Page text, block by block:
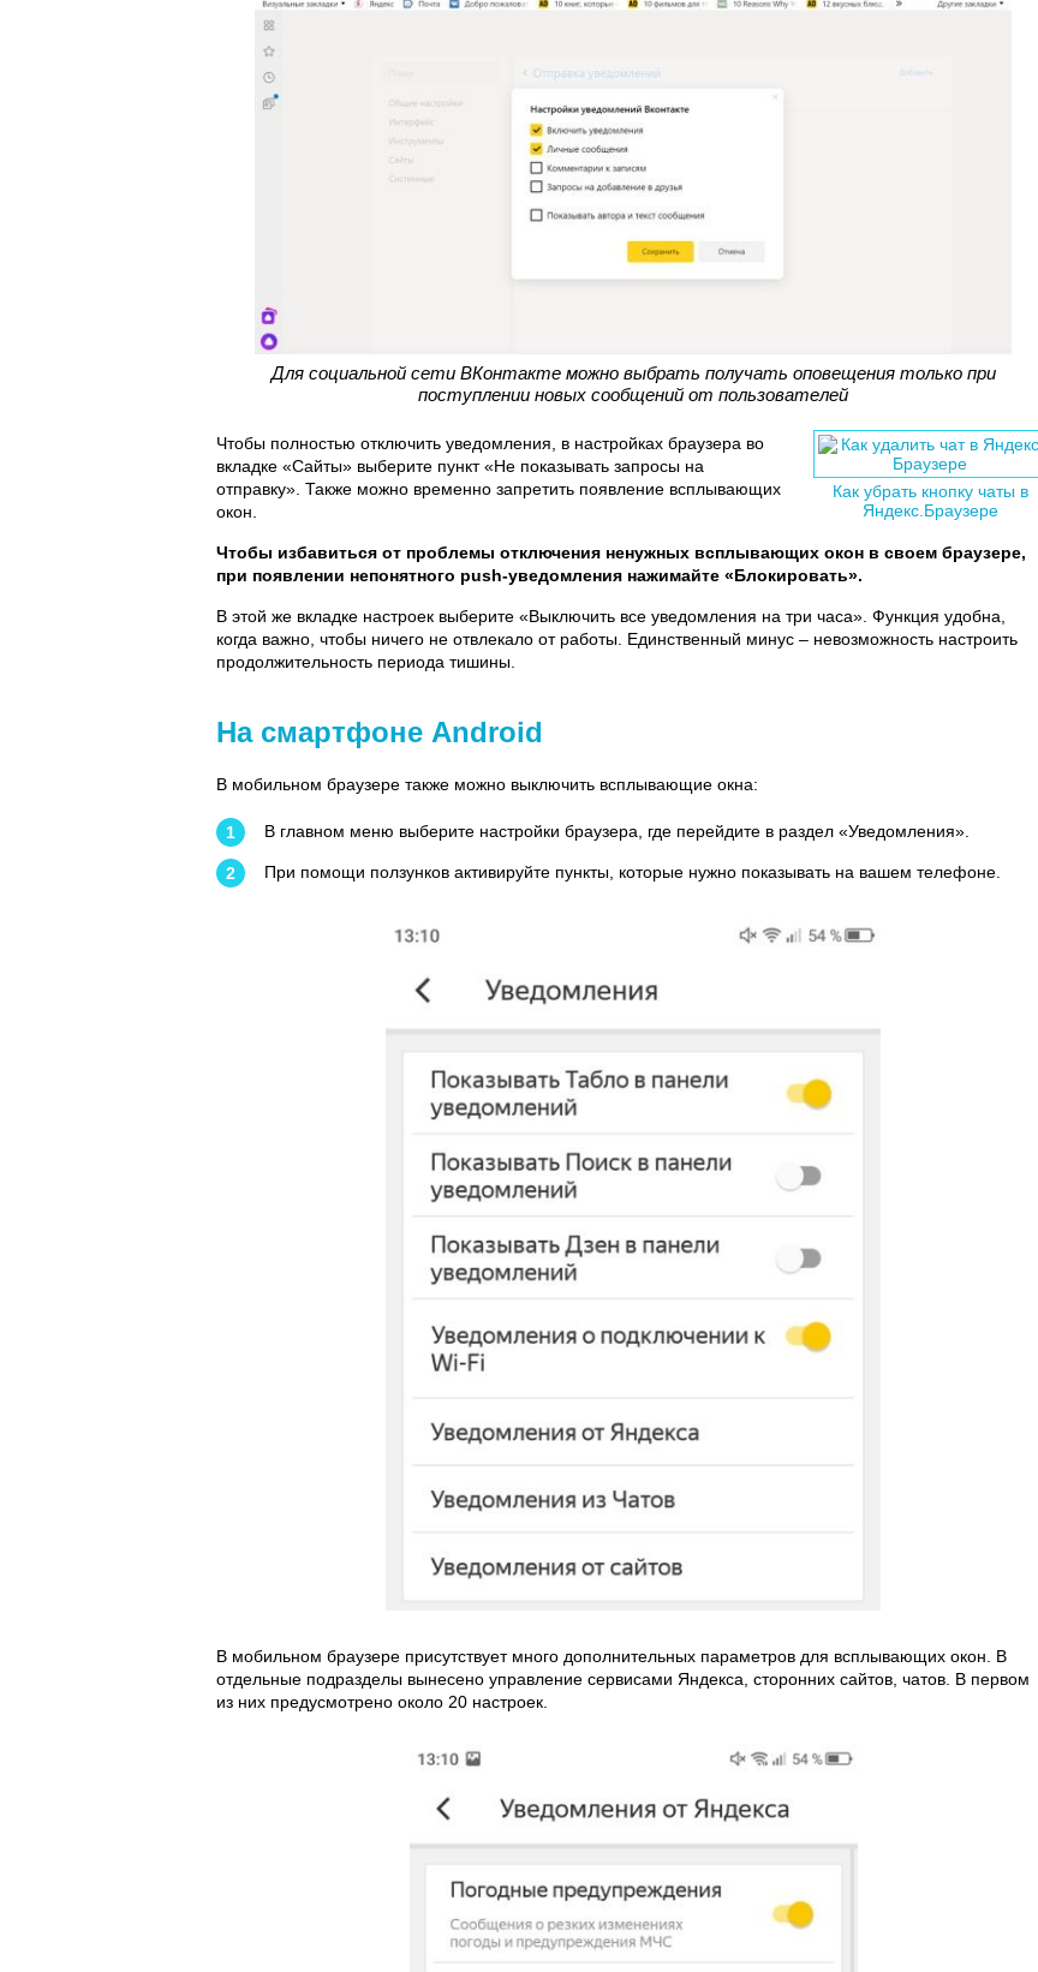
Для социальной сети ВКонтакте можно выбрать получать оповещения только при
поступлении новых сообщений от пользователей
Как убрать кнопку чаты в
Яндекс.Браузере
Чтобы полностью отключить уведомления, в настройках браузера во
вкладке «Сайты» выберите пункт «Не показывать запросы на
отправку». Также можно временно запретить появление всплывающих
окон.
Чтобы избавиться от проблемы отключения ненужных всплывающих окон в своем браузере,
при появлении непонятного push-уведомления нажимайте «Блокировать».
В этой же вкладке настроек выберите «Выключить все уведомления на три часа». Функция удобна,
когда важно, чтобы ничего не отвлекало от работы. Единственный минус – невозможность настроить
продолжительность периода тишины.
На смартфоне Android
В мобильном браузере также можно выключить всплывающие окна:
В главном меню выберите настройки браузера, где перейдите в раздел «Уведомления».
При помощи ползунков активируйте пункты, которые нужно показывать на вашем телефоне.
В мобильном браузере присутствует много дополнительных параметров для всплывающих окон. В
отдельные подразделы вынесено управление сервисами Яндекса, сторонних сайтов, чатов. В первом
из них предусмотрено около 20 настроек.